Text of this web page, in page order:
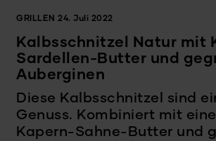
GRILLEN 24. Juli 2022
Kalbsschnitzel Natur mit
Sardellen-Butter und
Auberginen
Diese Kalbsschnitzel sind
Genuss. Kombiniert mit
Kapern-Sahne-Butter und